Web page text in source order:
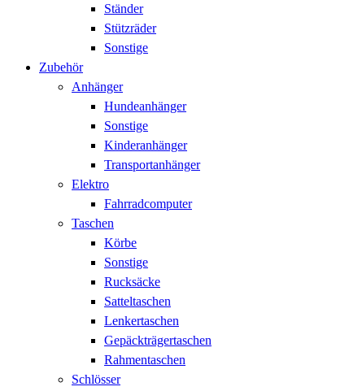
Ständer
Stützräder
Sonstige
Zubehör
Anhänger
Hundeanhänger
Sonstige
Kinderanhänger
Transportanhänger
Elektro
Fahrradcomputer
Taschen
Körbe
Sonstige
Rucksäcke
Satteltaschen
Lenkertaschen
Gepäckträgertaschen
Rahmentaschen
Schlösser